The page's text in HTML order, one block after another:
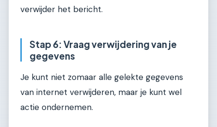
verwijder het bericht.
Stap 6: Vraag verwijdering van je
gegevens
Je kunt niet zomaar alle gelekte gegevens
van internet verwijderen, maar je kunt wel
actie ondernemen.